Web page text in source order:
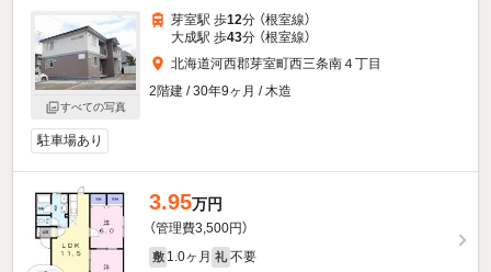
すべての写真
芽室駅 歩12分 （根室線）
大成駅 歩43分 （根室線）
北海道河西郡芽室町西三条南４丁目
2階建 / 30年9ヶ月 / 木造
駐車場あり
3.95万円
（管理費3,500円）
敷 1.0ヶ月 礼 不要